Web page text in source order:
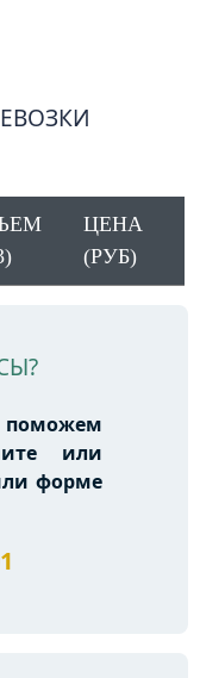
ЦЕНА
(РУБ)
поможем
или
форме